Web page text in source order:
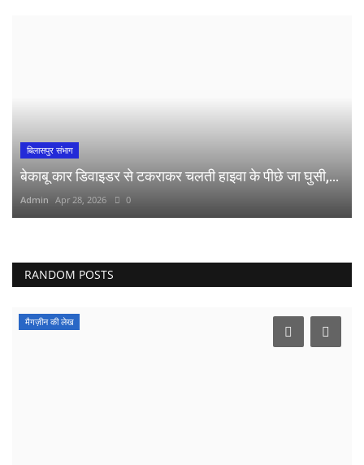
बिलासपुर संभाग
बेकाबू कार डिवाइडर से टकराकर चलती हाइवा के पीछे जा घुसी,...
Admin Apr 28, 2026 0
RANDOM POSTS
मैगज़ीन की लेख